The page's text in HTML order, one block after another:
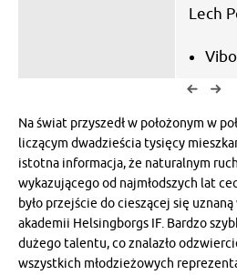
Lech
Na świat przyszedł w położonym w
liczącym dwadzieścia tysięcy
istotna informacja, że naturalnym
wykazującego od najmłodszych lat
było przejście do cieszącej się
akademii Helsingborgs IF. Bardzo
dużego talentu, co znalazło
wszystkich młodzieżowych